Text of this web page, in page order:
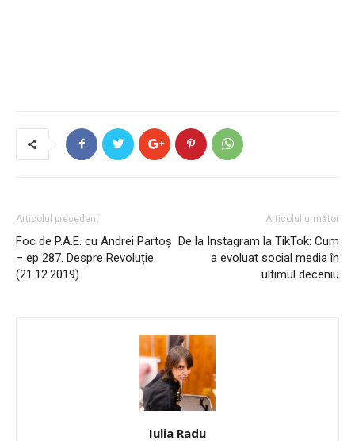
Articolul precedent
Foc de P.A.E. cu Andrei Partoș
– ep 287. Despre Revoluție
(21.12.2019)
Articolul următor
De la Instagram la TikTok: Cum
a evoluat social media în
ultimul deceniu
Iulia Radu